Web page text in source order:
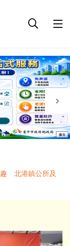
趣 北港鎮公所及